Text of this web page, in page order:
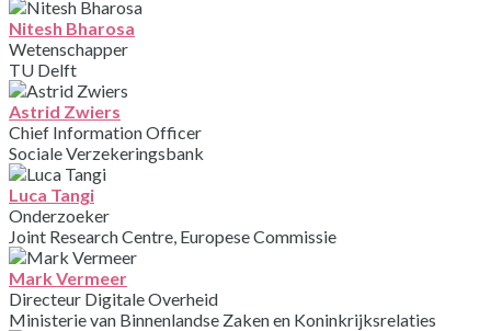
Nitesh Bharosa
Wetenschapper
TU Delft
Astrid Zwiers
Chief Information Officer
Sociale Verzekeringsbank
Luca Tangi
Onderzoeker
Joint Research Centre, Europese Commissie
Mark Vermeer
Directeur Digitale Overheid
Ministerie van Binnenlandse Zaken en Koninkrijksrelaties